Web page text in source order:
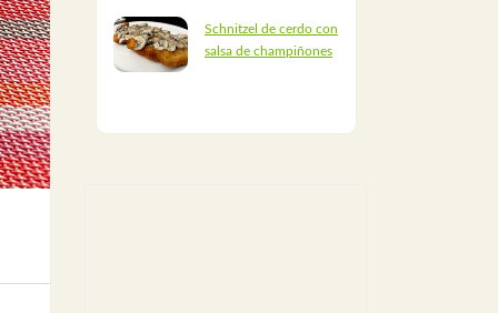
Schnitzel de cerdo con
salsa de champiñones